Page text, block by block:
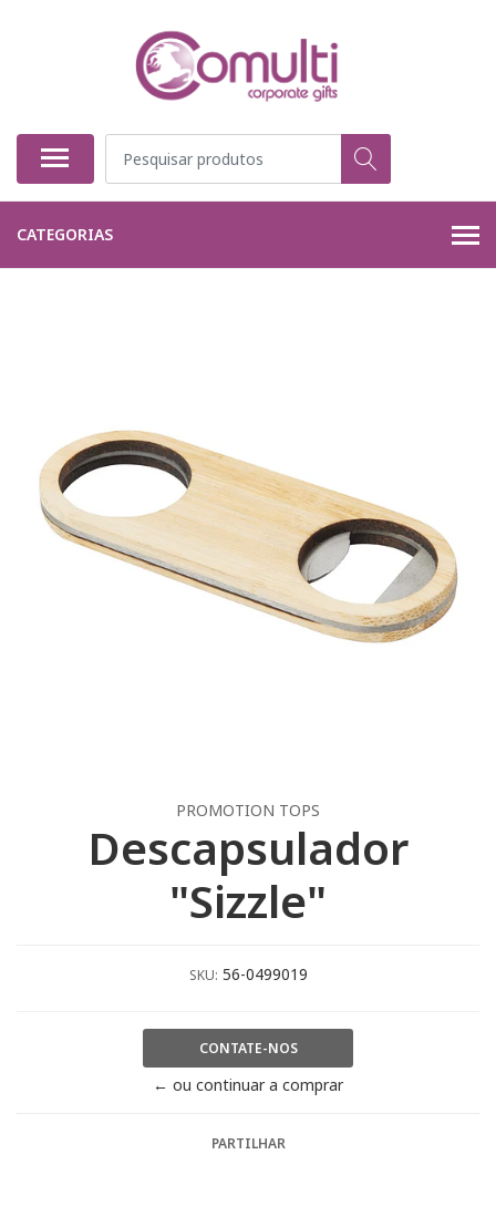
CATEGORIAS
PROMOTION TOPS
Descapsulador
"Sizzle"
SKU: 56-0499019
CONTATE-NOS
← ou continuar a comprar
PARTILHAR